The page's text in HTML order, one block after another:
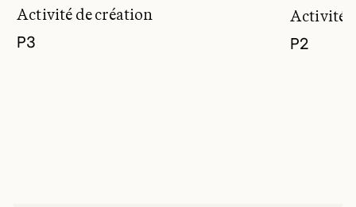
Activité de création
P3
Activité
P2